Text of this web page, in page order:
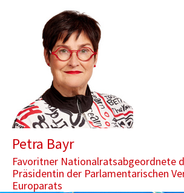
Aktuelle Seite: Dialog über
Petra Bayr
Favoritner Nationalratsabgeordnete
Präsidentin der Parlamentarischen
Europarats